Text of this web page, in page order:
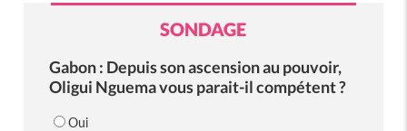
SONDAGE
Gabon : Depuis son ascension au pouvoir,
Oligui Nguema vous parait-il compétent ?
Oui